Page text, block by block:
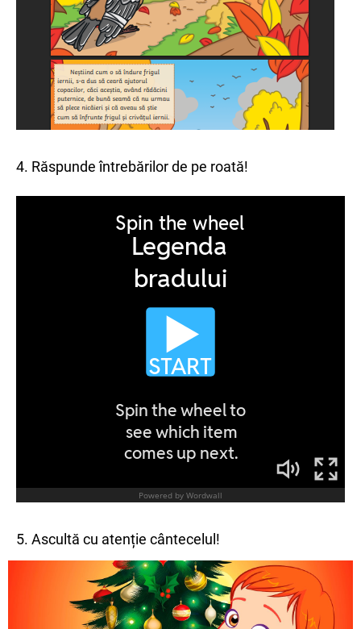
4. Răspunde întrebărilor de pe roată!
5. Ascultă cu atenție cântecelul!